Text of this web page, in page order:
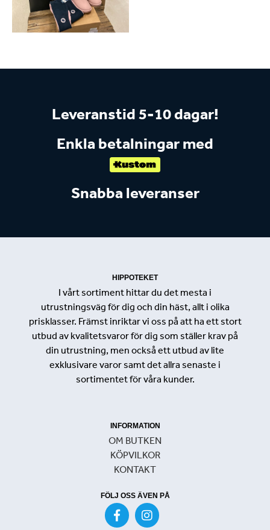
Leveranstid 5-10 dagar!
Enkla betalningar med
Snabba leveranser
HIPPOTEKET
I vårt sortiment hittar du det mesta i
utrustningsväg för dig och din häst, allt i olika
prisklasser. Främst inriktar vi oss på att ha ett stort
utbud av kvalitetsvaror för dig som ställer krav på
din utrustning, men också ett utbud av lite
exklusivare varor samt det allra senaste i
sortimentet för våra kunder.
INFORMATION
OM BUTKEN
KÖPVILKOR
KONTAKT
FÖLJ OSS ÄVEN PÅ